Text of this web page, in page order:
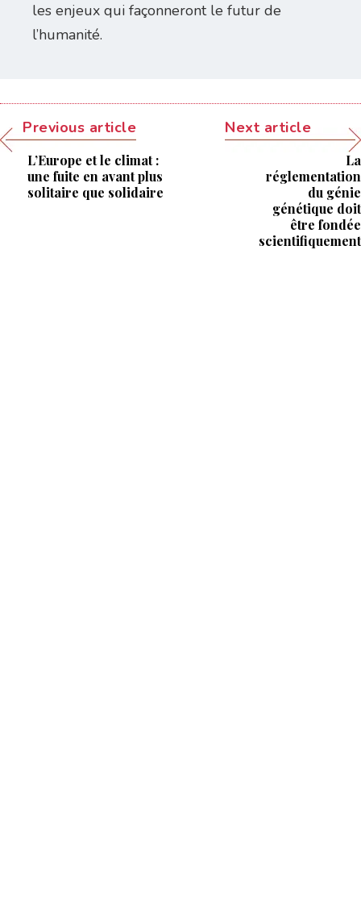
les enjeux qui façonneront le futur de
l’humanité.
Previous article
L’Europe et le climat :
une fuite en avant plus
solitaire que solidaire
Next article
La
réglementation
du génie
génétique doit
être fondée
scientifiquement